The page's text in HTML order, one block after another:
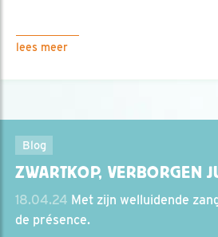
lees meer
Blog
ZWARTKOP, VERBORGEN
18.04.24 Met zijn welluidende
de présence.